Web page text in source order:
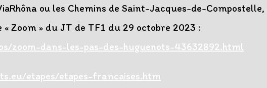
ou les Chemins de Saint-Jacques-de-Compostelle,
Zoom » du JT de TF1 du 29 octobre 2023 :
zoom-dans-les-pas-des-huguenots-43632892.html
etapes/etapes-francaises.htm